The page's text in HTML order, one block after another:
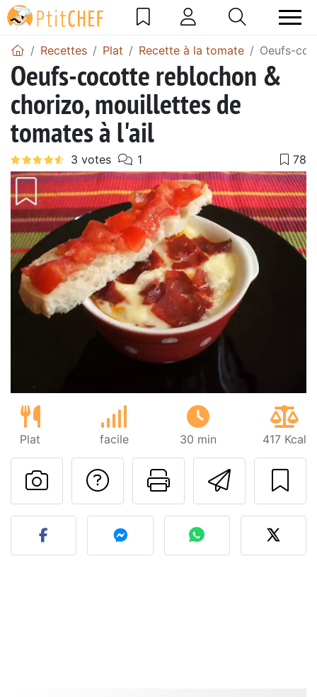
Recettes Plat Recette à la tomate Oeufs-
Oeufs-cocotte reblochon &
chorizo, mouillettes de
tomates à l'ail
Plat facile 30 min 417 Kcal
Imprimer
Poser une
Publier votre photo de